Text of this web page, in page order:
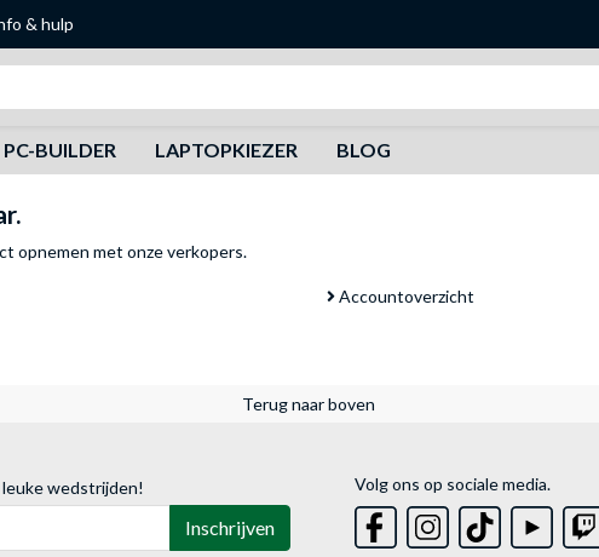
& hulp
PC-BUILDER LAPTOPKIEZER BLOG
opnemen met onze verkopers.
Accountoverzicht
Terug naar boven
wedstrijden!
Inschrijven
Volg ons op sociale media.